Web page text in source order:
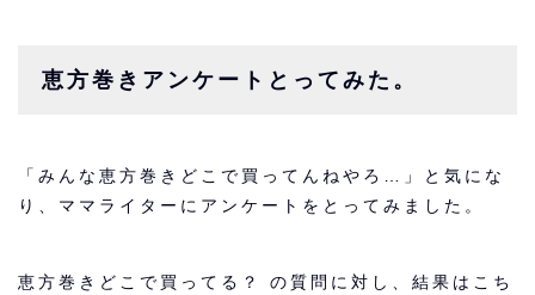
恵方巻きアンケートとってみた。
「みんな恵方巻きどこで買ってんねやろ…」と気にな
り、ママライターにアンケートをとってみました。
恵方巻きどこで買ってる？ の質問に対し、結果はこち